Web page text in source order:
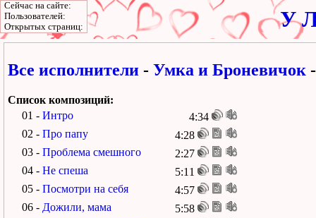
У
Все исполнители - Умка и Броневичок
Список композиций:
01 - Интро
4:34
02 - Про папу
4:28
03 - Проблема смешного
2:27
04 - Не спеша
5:11
05 - Посмотри на себя
4:57
06 - Дожили, мама
5:58
Сейчас на сайте:
Пользователей:
Открытых страниц: